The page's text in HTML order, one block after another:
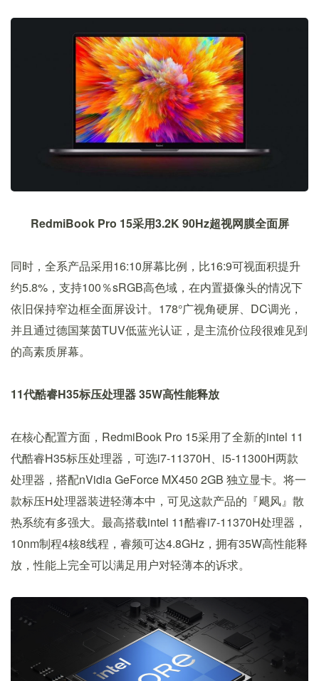
RedmiBook Pro 15采用3.2K 90Hz超视网膜全面屏
同时，全系产品采用16:10屏幕比例，比16:9可视面积提升
约5.8%，支持100％sRGB高色域，在内置摄像头的情况下
依旧保持窄边框全面屏设计。178°广视角硬屏、DC调光，
并且通过德国莱茵TUV低蓝光认证，是主流价位段很难见到
的高素质屏幕。
11代酷睿H35标压处理器 35W高性能释放
在核心配置方面，RedmiBook Pro 15采用了全新的intel 11
代酷睿H35标压处理器，可选i7-11370H、i5-11300H两款
处理器，搭配nVidia GeForce MX450 2GB 独立显卡。将一
款标压H处理器装进轻薄本中，可见这款产品的『飓风』散
热系统有多强大。最高搭载intel 11酷睿i7-11370H处理器，
10nm制程4核8线程，睿频可达4.8GHz，拥有35W高性能释
放，性能上完全可以满足用户对轻薄本的诉求。